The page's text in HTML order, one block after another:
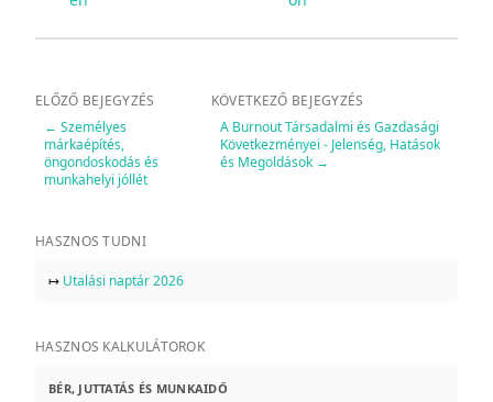
ELŐZŐ BEJEGYZÉS
← Személyes
márkaépítés,
öngondoskodás és
munkahelyi jóllét
KÖVETKEZŐ BEJEGYZÉS
A Burnout Társadalmi és Gazdasági
Következményei - Jelenség, Hatások
és Megoldások→
HASZNOS TUDNI
↦ Utalási naptár 2026
HASZNOS KALKULÁTOROK
BÉR, JUTTATÁS ÉS MUNKAIDŐ